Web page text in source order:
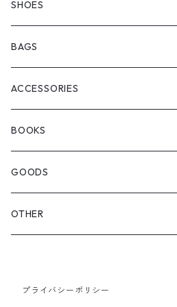
manewold
ChaosFissingClubxALLMOSTBLACK
WOODBLOCK
SEDAN ALL-PURPOSE
SHORT SLEEVE
HALF PANTS
SHOES
KICKS
BOOTS
BAGS
BACKPACK
SHOULDER
OTHER BAGS
ACCESSORIES
EYE WEAR
CAP&HAT
GLOVES&SCARF
SHOULDER
BOOKS
GOODS
TOY
PINS& PINBACK
OTHER
プライバシーポリシー